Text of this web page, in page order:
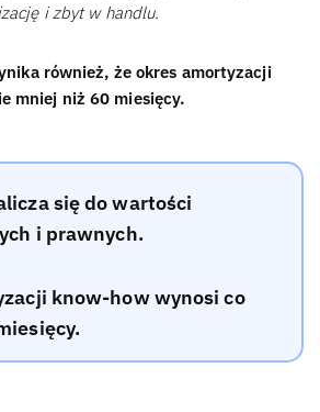
i zbyt w handlu.
również, że okres amortyzacji
mniej niż 60 miesięcy.
się do wartości
i prawnych.
know-how wynosi co